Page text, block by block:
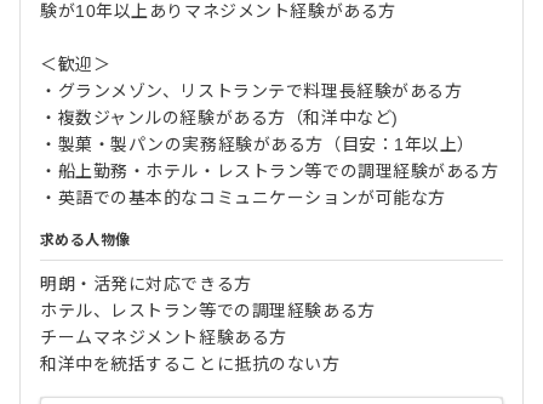
験が10年以上ありマネジメント経験がある方
＜歓迎＞
・グランメゾン、リストランテで料理長経験がある方
・複数ジャンルの経験がある方（和洋中など)
・製菓・製パンの実務経験がある方（目安：1年以上）
・船上勤務・ホテル・レストラン等での調理経験がある方
・英語での基本的なコミュニケーションが可能な方
求める人物像
明朗・活発に対応できる方
ホテル、レストラン等での調理経験ある方
チームマネジメント経験ある方
和洋中を統括することに抵抗のない方